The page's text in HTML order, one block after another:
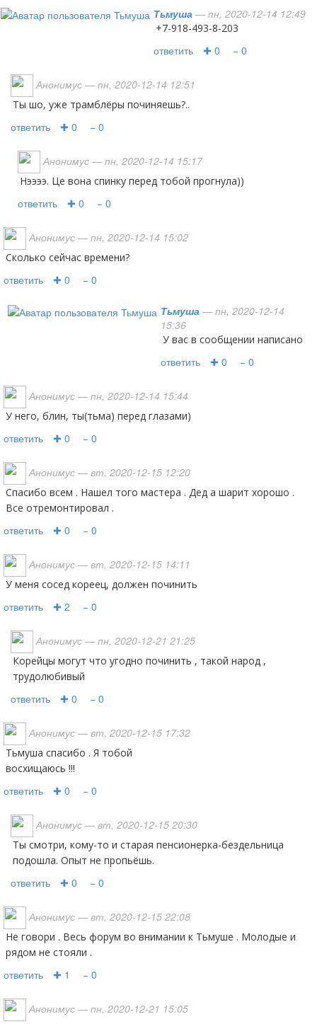
Тьмуша — пн, 2020-12-14 12:49
+7-918-493-8-203
ответить ✚ 0 − 0
Анонимус — пн, 2020-12-14 12:51
ты шо, уже трамблёры починяешь?..
ответить ✚ 0 − 0
Анонимус — пн, 2020-12-14 15:17
Нээээ. Це вона спинку перед тобой прогнула))
ответить ✚ 0 − 0
Анонимус — пн, 2020-12-14 15:02
сколько сейчас времени?
ответить ✚ 0 − 0
Тьмуша — пн, 2020-12-14
15:36
У вас в сообщении написано
ответить ✚ 0 − 0
Анонимус — пн, 2020-12-14 15:44
У него, блин, ты(тьма) перед глазами)
ответить ✚ 0 − 0
Анонимус — вт, 2020-12-15 12:20
Спасибо всем . Нашел того мастера . Дед а шарит хорошо .
Все отремонтировал .
ответить ✚ 0 − 0
Анонимус — вт, 2020-12-15 14:11
У меня сосед кореец, должен починить
ответить ✚ 2 − 0
Анонимус — пн, 2020-12-21 21:25
Корейцы могут что угодно починить , такой народ ,
трудолюбивый
ответить ✚ 0 − 0
Анонимус — вт, 2020-12-15 17:32
Тьмуша спасибо . Я тобой
восхищаюсь !!!
ответить ✚ 0 − 0
Анонимус — вт, 2020-12-15 20:30
Ты смотри, кому-то и старая пенсионерка-бездельница
подошла. Опыт не пропьёшь.
ответить ✚ 0 − 0
Анонимус — вт, 2020-12-15 22:08
Не говори . Весь форум во внимании к Тьмуше . Молодые и
рядом не стояли .
ответить ✚ 1 − 0
Анонимус — пн, 2020-12-21 15:05